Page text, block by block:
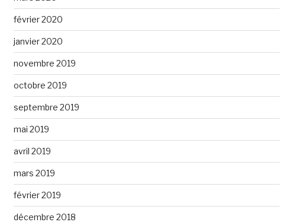
février 2020
janvier 2020
novembre 2019
octobre 2019
septembre 2019
mai 2019
avril 2019
mars 2019
février 2019
décembre 2018